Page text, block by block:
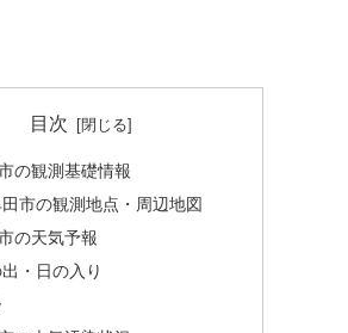
目次
の観測基礎情報
市の観測地点・周辺地図
の天気予報
・日の入り